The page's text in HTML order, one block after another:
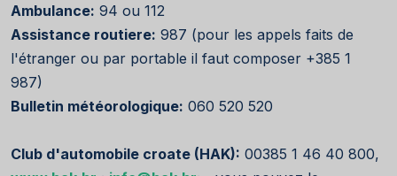
Ambulance: 94 ou 112
Assistance routiere: 987 (pour les appels faits de
l'étranger ou par portable il faut composer +385 1
987)
Bulletin météorologique: 060 520 520
Club d'automobile croate (HAK): 00385 1 46 40 800,